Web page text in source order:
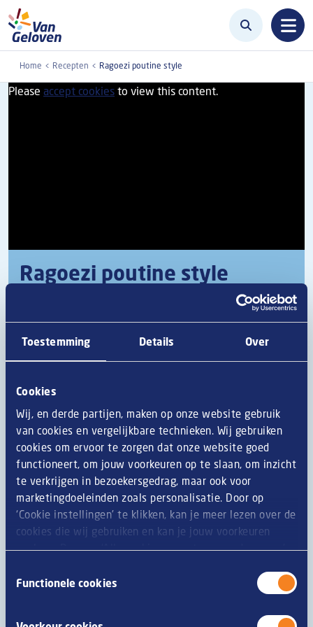
Toestemming Details Over
Cookies
Wij, en derde partijen, maken op onze website gebruik
van cookies en vergelijkbare technieken. Wij gebruiken
cookies om ervoor te zorgen dat onze website goed
functioneert, om jouw voorkeuren op te slaan, om inzicht
te verkrijgen in bezoekersgedrag, maar ook voor
marketingdoeleinden zoals personalisatie. Door op
‘Cookie instellingen’ te klikken, kan je meer lezen over de
cookies die wij gebruiken en kan je jouw voorkeuren
opslaan. Door op ‘Alle cookies accepteren en doorgaan’
cookies zoals omschreven in onze
Functionele cookies
Overslaan en naar de inhoud gaan
Home Recepten Ragoezi poutine style
Please accept cookiesto view this content.
Ragoezi poutine style
Deze Ragoezi poutine style is geïnspireerd op de
canadese friet poutine. De romige en zachte vulling
van de Ragoezi past heerlijk samen met de poutine
Benodigdheden
Ragoezi®
150 gr friet
15 ml jus
2 el Remia Rosemary & Pepper mayonaise
2 el lente ui, in ringen
2 el festival rauwkost
1 kartonnen frietbakje disposable
1 houten vorkje
Zo doe je dat